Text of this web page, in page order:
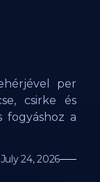
per
csirke és
fogyáshoz a
July 24, 2026